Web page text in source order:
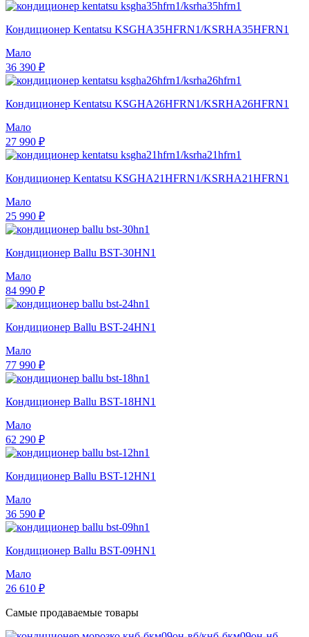
Кондиционер Kentatsu KSGHA35HFRN1/KSRHA35HFRN1
Мало
36 390 ₽
Кондиционер Kentatsu KSGHA26HFRN1/KSRHA26HFRN1
Мало
27 990 ₽
Кондиционер Kentatsu KSGHA21HFRN1/KSRHA21HFRN1
Мало
25 990 ₽
Кондиционер Ballu BST-30HN1
Мало
84 990 ₽
Кондиционер Ballu BST-24HN1
Мало
77 990 ₽
Кондиционер Ballu BST-18HN1
Мало
62 290 ₽
Кондиционер Ballu BST-12HN1
Мало
36 590 ₽
Кондиционер Ballu BST-09HN1
Мало
26 610 ₽
Самые продаваемые товары